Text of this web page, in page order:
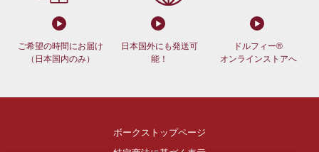
ご希望の時間にお届け
（日本国内のみ）
日本国外にも発送可
能！
ドルフィー®
オンラインストアへ
ボークストップページ